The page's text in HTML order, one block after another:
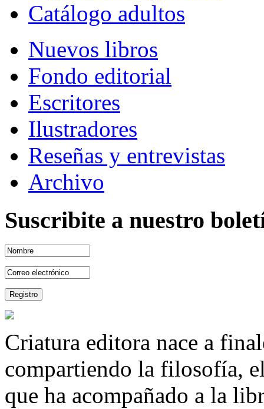
Catálogo adultos
Nuevos libros
Fondo editorial
Escritores
Ilustradores
Reseñas y entrevistas
Archivo
Suscribite a nuestro
Criatura editora nace a
compartiendo la filosofía,
que ha acompañado a la